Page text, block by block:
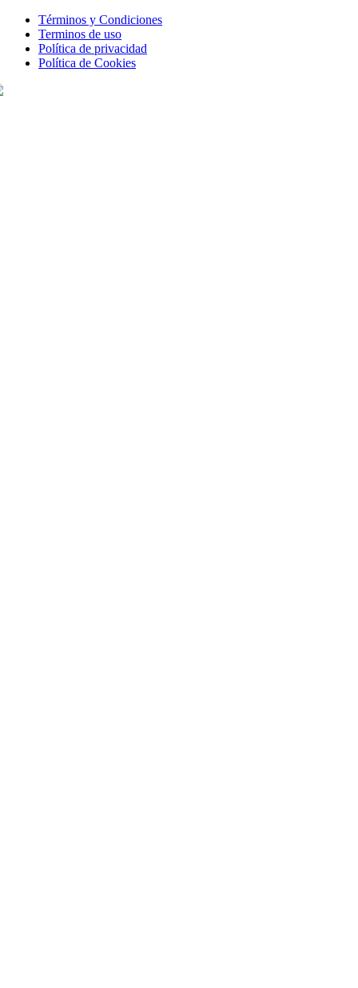
Términos y Condiciones
Terminos de uso
Política de privacidad
Política de Cookies